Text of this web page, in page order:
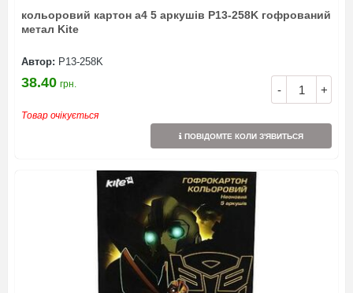
кольоровий картон а4 5 аркушів P13-258K гофрований
метал Kite
Автор: P13-258K
- +
38.40 грн.
Товар очікується
ПОВІДОМТЕ КОЛИ З'ЯВИТЬСЯ